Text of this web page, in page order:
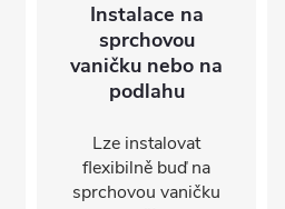
Instalace na
sprchovou
vaničku nebo na
podlahu
Lze instalovat
flexibilně buď na
sprchovou vaničku